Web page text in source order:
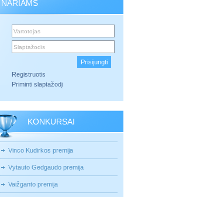
NARIAMS
Registruotis
Priminti slaptažodį
KONKURSAI
Vinco Kudirkos premija
Vytauto Gedgaudo premija
Vaižganto premija